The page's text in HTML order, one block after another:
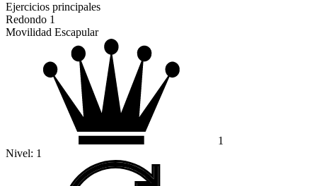
Ejercicios principales
Redondo 1
Movilidad Escapular
1
Nivel: 1